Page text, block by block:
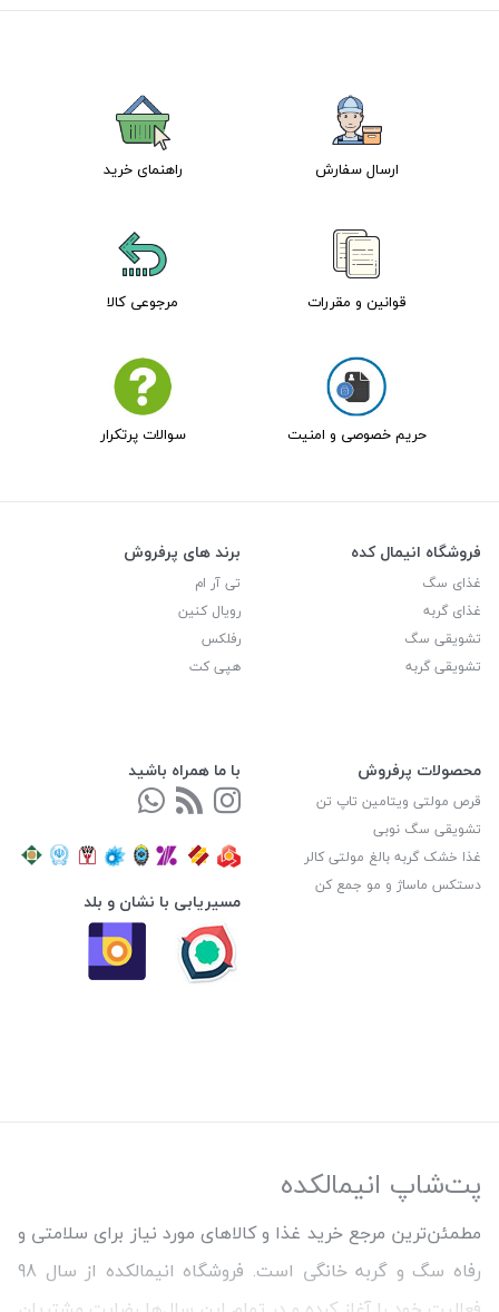
ارسال سفارش راهنمای خرید
قوانین و مقررات مرجوعی کالا
حریم خصوصی و امنیت سوالات پرتکرار
فروشگاه انیمال کده
غذای سگ
غذای گربه
تشویقی سگ
تشویقی گربه
برند های پرفروش
تی آر ام
رویال کنین
رفلکس
هپی کت
محصولات پرفروش
قرص مولتی ویتامین تاپ تن
تشویقی سگ نوبی
غذا خشک گربه بالغ مولتی کالر
دستکس ماساژ و مو جمع کن
با ما همراه باشید
مسیریابی با نشان و بلد
پت‌شاپ انیمالکده
مطمئن‌ترین مرجع خرید غذا و کالاهای مورد نیاز برای سلامتی و
رفاه سگ و گربه خانگی است. فروشگاه انیمالکده از سال 98